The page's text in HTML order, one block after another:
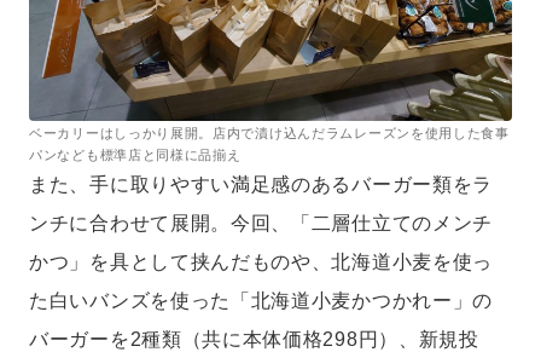
ベーカリーはしっかり展開。店内で漬け込んだラムレーズンを使用した食事
パンなども標準店と同様に品揃え
また、手に取りやすい満足感のあるバーガー類をラ
ンチに合わせて展開。今回、「二層仕立てのメンチ
かつ」を具として挟んだものや、北海道小麦を使っ
た白いバンズを使った「北海道小麦かつかれー」の
バーガーを2種類（共に本体価格298円）、新規投